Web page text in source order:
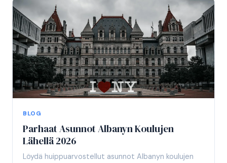
BLOG
Parhaat Asunnot Albanyn Koulujen
Lähellä 2026
Löydä huippuarvostellut asunnot Albanyn koulujen